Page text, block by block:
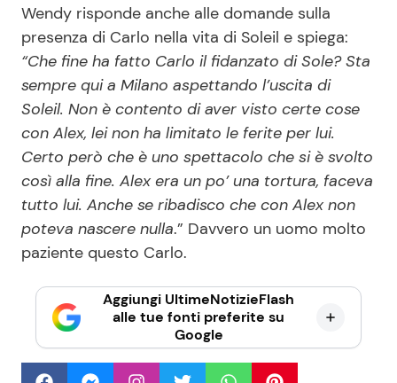
Wendy risponde anche alle domande sulla
presenza di Carlo nella vita di Soleil e spiega:
“Che fine ha fatto Carlo il fidanzato di Sole? Sta
sempre qui a Milano aspettando l’uscita di
Soleil. Non è contento di aver visto certe cose
con Alex, lei non ha limitato le ferite per lui.
Certo però che è uno spettacolo che si è svolto
così alla fine. Alex era un po’ una tortura, faceva
tutto lui. Anche se ribadisco che con Alex non
poteva nascere nulla.” Davvero un uomo molto
paziente questo Carlo.
Aggiungi UltimeNotizieFlash
alle tue fonti preferite su
Google